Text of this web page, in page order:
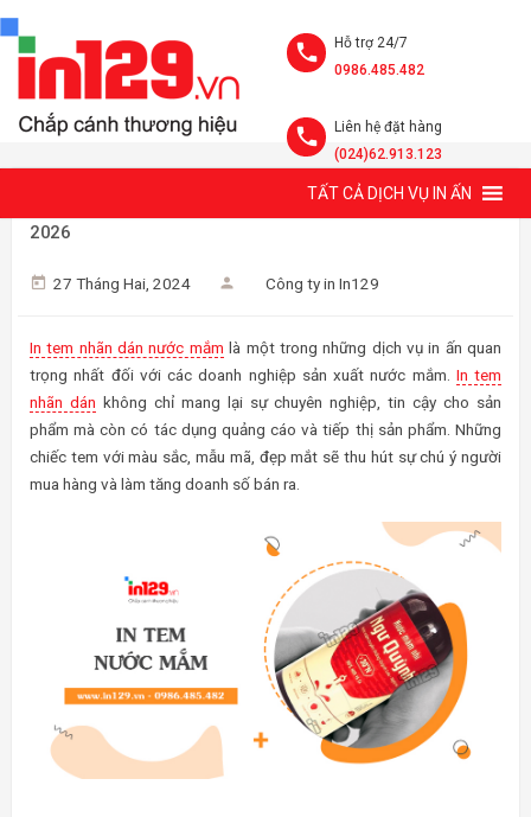
Hỗ trợ 24/7
0986.485.482
Liên hệ đặt hàng
(024)62.913.123
TẤT CẢ DỊCH VỤ IN ẤN
IN TEM NHÃN DÁN NƯỚC MẮM GIÁ RẺ TẠI HÀ NỘI, MẪU
2026
27 Tháng Hai, 2024 Công ty in In129
In tem nhãn dán nước mắm là một trong những dịch vụ in ấn quan
trọng nhất đối với các doanh nghiệp sản xuất nước mắm. In tem
nhãn dán không chỉ mang lại sự chuyên nghiệp, tin cậy cho sản
phẩm mà còn có tác dụng quảng cáo và tiếp thị sản phẩm. Những
chiếc tem với màu sắc, mẫu mã, đẹp mắt sẽ thu hút sự chú ý người
mua hàng và làm tăng doanh số bán ra.